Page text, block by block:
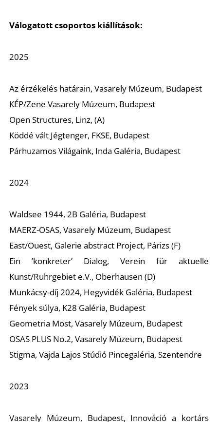
Válogatott csoportos kiállítások:
2025
Az érzékelés határain, Vasarely Múzeum, Budapest
KÉP/Zene Vasarely Múzeum, Budapest
Open Structures, Linz, (A)
Köddé vált Jégtenger, FKSE, Budapest
Párhuzamos Világaink, Inda Galéria, Budapest
2024
Waldsee 1944, 2B Galéria, Budapest
MAERZ-OSAS, Vasarely Múzeum, Budapest
East/Ouest, Galerie abstract Project, Párizs (F)
Ein ’konkreter’ Dialog, Verein für aktuelle
Kunst/Ruhrgebiet e.V., Oberhausen (D)
Munkácsy-díj 2024, Hegyvidék Galéria, Budapest
Fények súlya, K28 Galéria, Budapest
Geometria Most, Vasarely Múzeum, Budapest
OSAS PLUS No.2, Vasarely Múzeum, Budapest
Stigma, Vajda Lajos Stúdió Pincegaléria, Szentendre
2023
Vasarely Múzeum, Budapest, Innováció a kortárs